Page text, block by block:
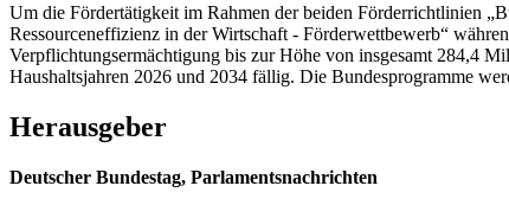
Um die Fördertätigkeit im Rahmen der beiden Förderrichtlinien
Ressourceneffizienz in der Wirtschaft - Förderwettbewerb“
Verpflichtungsermächtigung bis zur Höhe von insgesamt 284,4
Haushaltsjahren 2026 und 2034 fällig. Die Bundesprogramme
Herausgeber
Deutscher Bundestag, Parlamentsnachrichten